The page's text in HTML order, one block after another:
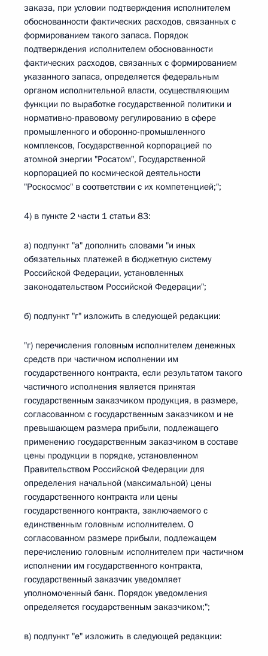
заказа, при условии подтверждения исполнителем
обоснованности фактических расходов, связанных с
формированием такого запаса. Порядок
подтверждения исполнителем обоснованности
фактических расходов, связанных с формированием
указанного запаса, определяется федеральным
органом исполнительной власти, осуществляющим
функции по выработке государственной политики и
нормативно-правовому регулированию в сфере
промышленного и оборонно-промышленного
комплексов, Государственной корпорацией по
атомной энергии "Росатом", Государственной
корпорацией по космической деятельности
"Роскосмос" в соответствии с их компетенцией;";
4) в пункте 2 части 1 статьи 83:
а) подпункт "а" дополнить словами "и иных
обязательных платежей в бюджетную систему
Российской Федерации, установленных
законодательством Российской Федерации";
б) подпункт "г" изложить в следующей редакции:
"г) перечисления головным исполнителем денежных
средств при частичном исполнении им
государственного контракта, если результатом такого
частичного исполнения является принятая
государственным заказчиком продукция, в размере,
согласованном с государственным заказчиком и не
превышающем размера прибыли, подлежащего
применению государственным заказчиком в составе
цены продукции в порядке, установленном
Правительством Российской Федерации для
определения начальной (максимальной) цены
государственного контракта или цены
государственного контракта, заключаемого с
единственным головным исполнителем. О
согласованном размере прибыли, подлежащем
перечислению головным исполнителем при частичном
исполнении им государственного контракта,
государственный заказчик уведомляет
уполномоченный банк. Порядок уведомления
определяется государственным заказчиком;";
в) подпункт "е" изложить в следующей редакции: